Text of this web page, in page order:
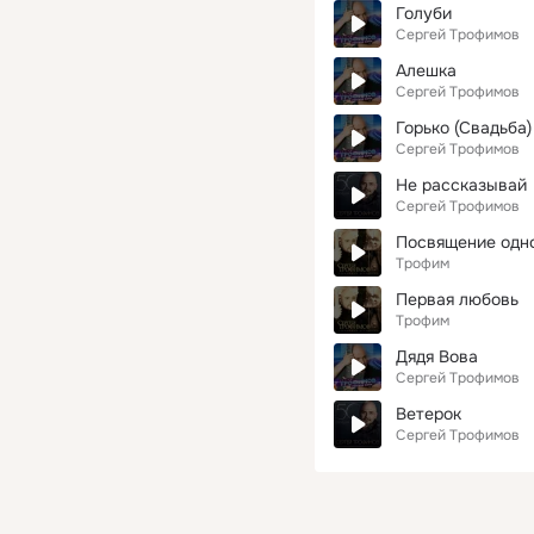
Голуби
Сергей Трофимов
Алешка
Сергей Трофимов
Горько (Свадьба)
Сергей Трофимов
Не рассказывай
Сергей Трофимов
Посвящение
Трофим
Первая любовь
Трофим
Дядя Вова
Сергей Трофимов
Ветерок
Сергей Трофимов